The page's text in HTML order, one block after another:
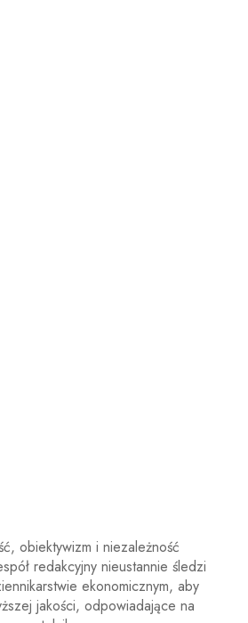
obiektywizm i niezależność
redakcyjny nieustannie śledzi
ekonomicznym, aby
jakości, odpowiadające na